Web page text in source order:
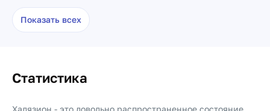
Показать всех
Статистика
Халязион - это довольно распространенное состояние,